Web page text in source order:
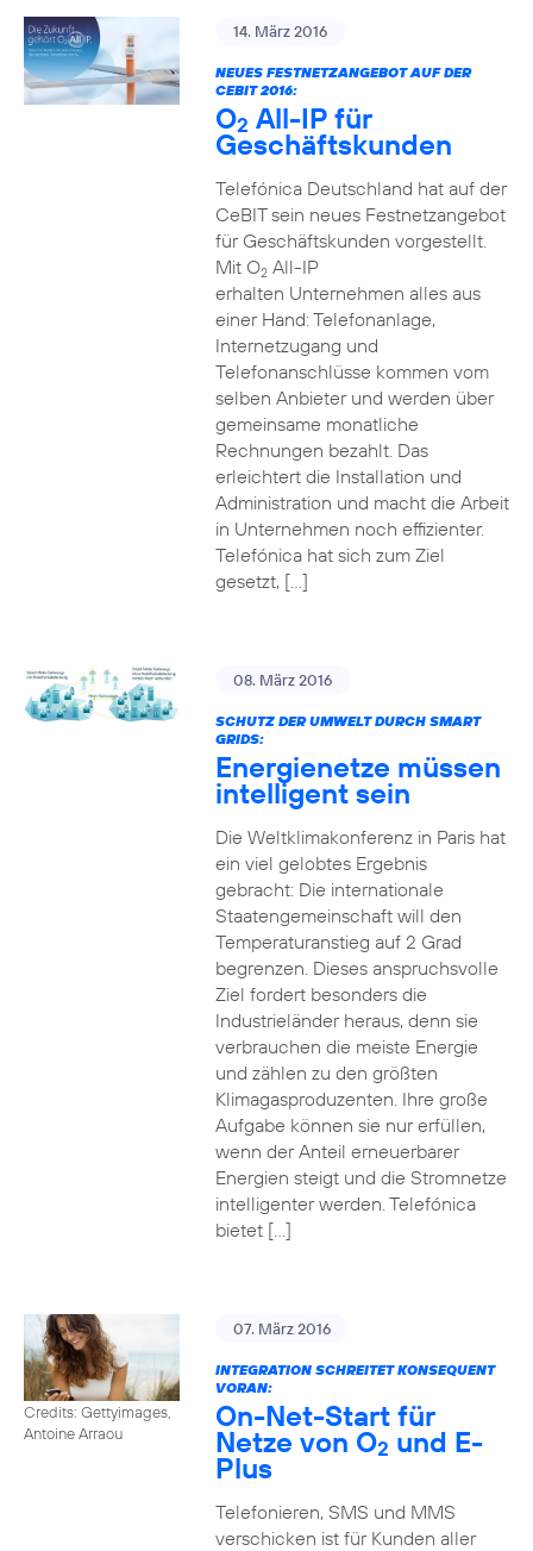
14. März 2016
NEUES FESTNETZANGEBOT AUF DER
CEBIT 2016:
O2 All-IP für
Geschäftskunden
Telefónica Deutschland hat auf der
CeBIT sein neues Festnetzangebot
für Geschäftskunden vorgestellt.
Mit O2All-IP
erhalten Unternehmen alles aus
einer Hand: Telefonanlage,
Internetzugang und
Telefonanschlüsse kommen vom
selben Anbieter und werden über
gemeinsame monatliche
Rechnungen bezahlt. Das
erleichtert die Installation und
Administration und macht die Arbeit
in Unternehmen noch effizienter.
Telefónica hat sich zum Ziel
gesetzt, […]
08. März 2016
SCHUTZ DER UMWELT DURCH SMART
GRIDS:
Energienetze müssen
intelligent sein
Die Weltklimakonferenz in Paris hat
ein viel gelobtes Ergebnis
gebracht: Die internationale
Staatengemeinschaft will den
Temperaturanstieg auf 2 Grad
begrenzen. Dieses anspruchsvolle
Ziel fordert besonders die
Industrieländer heraus, denn sie
verbrauchen die meiste Energie
und zählen zu den größten
Klimagasproduzenten. Ihre große
Aufgabe können sie nur erfüllen,
wenn der Anteil erneuerbarer
Energien steigt und die Stromnetze
intelligenter werden. Telefónica
bietet […]
Credits: Gettyimages,
Antoine Arraou
07. März 2016
INTEGRATION SCHREITET KONSEQUENT
VORAN:
On-Net-Start für
Netze von O2 und E-
Plus
Telefonieren, SMS und MMS
verschicken ist für Kunden aller